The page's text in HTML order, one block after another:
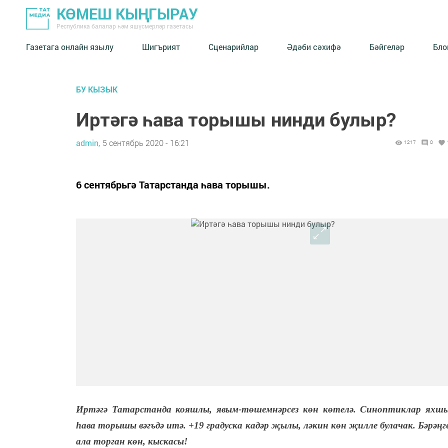
КӨМЕШ КЫҢГЫРАУ
Республика балалар һәм яшүсмерләр газетасы
Газетага онлайн язылу Шигърият Сценарийлар Әдәби сәхифә Бәйгеләр
БУ КЫЗЫК
Иртәгә һава торышы нинди булыр?
admin, 5 сентябрь 2020 - 16:21 1217 0
6 сентябрьгә Татарстанда һава торышы.
Иртәгә Татарстанда кояшлы, явым-төшемнәрсез көн көтелә. Синоптиклар
һава торышы вәгъдә итә. +19 градуска кадәр җылы, ләкин көн җилле булачак.
ала торган көн, кыскасы!